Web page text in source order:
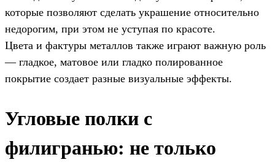
которые позволяют сделать украшение относительно
недорогим, при этом не уступая по красоте.
Цвета и фактуры металлов также играют важную роль
— гладкое, матовое или гладко полированное
покрытие создает разные визуальные эффекты.
Угловые полки с
филигранью: не только